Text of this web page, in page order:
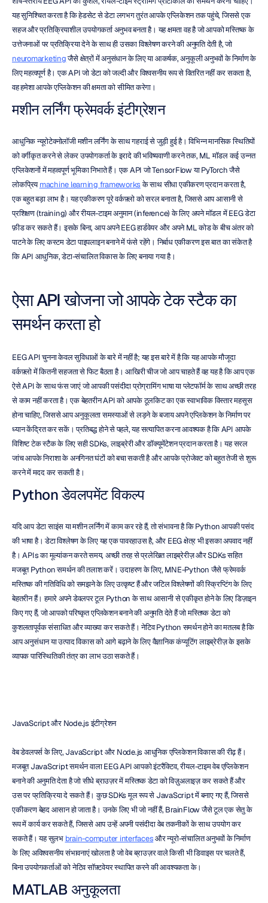
यह सुनिश्चित करता है कि हेडसेट से डेटा लगभग तुरंत आपके एप्लिकेशन तक पहुंचे, जिससे एक
सहज और प्रतिक्रियाशील उपयोगकर्ता अनुभव बनता है। यह क्षमता वह है जो आपको मस्तिष्क के
उत्तेजनाओं पर प्रतिक्रिया देने के साथ ही उसका विश्लेषण करने की अनुमति देती है, जो
neuromarketing जैसे क्षेत्रों में अनुसंधान के लिए या आकर्षक, अनुकूली अनुभवों के निर्माण के
लिए महत्वपूर्ण है। एक API जो डेटा को जल्दी और विश्वसनीय रूप से वितरित नहीं कर सकता है,
वह हमेशा आपके एप्लिकेशन की क्षमता को सीमित करेगा।
मशीन लर्निंग फ्रेमवर्क इंटीग्रेशन
आधुनिक न्यूरोटेक्नोलॉजी मशीन लर्निंग के साथ गहराई से जुड़ी हुई है। विभिन्न मानसिक स्थितियों
को वर्गीकृत करने से लेकर उपयोगकर्ता के इरादे की भविष्यवाणी करने तक, ML मॉडल कई उन्नत
एप्लिकेशनों में महत्वपूर्ण भूमिका निभाते हैं। एक API जो TensorFlow या PyTorch जैसे
लोकप्रिय machine learning frameworks के साथ सीधा एकीकरण प्रदान करता है,
एक बहुत बड़ा लाभ है। यह एकीकरण पूरे वर्कफ़्लो को सरल बनाता है, जिससे आप आसानी से
प्रशिक्षण (training) और रीयल-टाइम अनुमान (inference) के लिए अपने मॉडल में EEG डेटा
फ़ीड कर सकते हैं। इसके बिना, आप अपने EEG हार्डवेयर और अपने ML कोड के बीच अंतर को
पाटने के लिए कस्टम डेटा पाइपलाइन बनाने में फंसे रहेंगे। निर्बाध एकीकरण इस बात का संकेत है
कि API आधुनिक, डेटा-संचालित विकास के लिए बनाया गया है।
ऐसा API खोजना जो आपके टेक स्टैक का
समर्थन करता हो
EEG API चुनना केवल सुविधाओं के बारे में नहीं है; यह इस बारे में है कि यह आपके मौजूदा
वर्कफ़्लो में कितनी सहजता से फिट बैठता है। आखिरी चीज जो आप चाहते हैं वह यह है कि आप एक
ऐसे API के साथ फंस जाएं जो आपकी पसंदीदा प्रोग्रामिंग भाषा या प्लेटफॉर्म के साथ अच्छी तरह
से काम नहीं करता है। एक बेहतरीन API को आपके टूलकिट का एक स्वाभाविक विस्तार महसूस
होना चाहिए, जिससे आप अनुकूलता समस्याओं से लड़ने के बजाय अपने एप्लिकेशन के निर्माण पर
ध्यान केंद्रित कर सकें। प्रतिबद्ध होने से पहले, यह सत्यापित करना आवश्यक है कि API आपके
विशिष्ट टेक स्टैक के लिए सही SDKs, लाइब्रेरी और डॉक्यूमेंटेशन प्रदान करता है। यह सरल
जांच आपके निराशा के अनगिनत घंटों को बचा सकती है और आपके प्रोजेक्ट को बहुत तेजी से शुरू
करने में मदद कर सकती है।
Python डेवलपमेंट विकल्प
यदि आप डेटा साइंस या मशीन लर्निंग में काम कर रहे हैं, तो संभावना है कि Python आपकी पसंद
की भाषा है। डेटा विश्लेषण के लिए यह एक पावरहाउस है, और EEG क्षेत्र भी इसका अपवाद नहीं
है। APIs का मूल्यांकन करते समय, अच्छी तरह से प्रलेखित लाइब्रेरीज़ और SDKs सहित
मजबूत Python समर्थन की तलाश करें। उदाहरण के लिए, MNE-Python जैसे फ्रेमवर्क
मस्तिष्क की गतिविधि को समझने के लिए उत्कृष्ट हैं और जटिल विश्लेषणों की स्क्रिप्टिंग के लिए
बेहतरीन हैं। हमारे अपने डेवलपर टूल Python के साथ आसानी से एकीकृत होने के लिए डिज़ाइन
किए गए हैं, जो आपको परिष्कृत एप्लिकेशन बनाने की अनुमति देते हैं जो मस्तिष्क डेटा को
कुशलतापूर्वक संसाधित और व्याख्या कर सकते हैं। नेटिव Python समर्थन होने का मतलब है कि
आप अनुसंधान या उत्पाद विकास को आगे बढ़ाने के लिए वैज्ञानिक कंप्यूटिंग लाइब्रेरीज़ के इसके
व्यापक पारिस्थितिकी तंत्र का लाभ उठा सकते हैं।
JavaScript और Node.js इंटीग्रेशन
वेब डेवलपर्स के लिए, JavaScript और Node.js आधुनिक एप्लिकेशन विकास की रीढ़ हैं।
मजबूत JavaScript समर्थन वाला EEG API आपको इंटरैक्टिव, रीयल-टाइम वेब एप्लिकेशन
बनाने की अनुमति देता है जो सीधे ब्राउज़र में मस्तिष्क डेटा को विज़ुअलाइज़ कर सकते हैं और
उस पर प्रतिक्रिया दे सकते हैं। कुछ SDKs मूल रूप से JavaScript में बनाए गए हैं, जिससे
एकीकरण बेहद आसान हो जाता है। उनके लिए भी जो नहीं हैं, BrainFlow जैसे टूल एक सेतु के
रूप में कार्य कर सकते हैं, जिससे आप उन्हें अपनी पसंदीदा वेब तकनीकों के साथ उपयोग कर
सकते हैं। यह सुलभ brain-computer interfaces और न्यूरो-संचालित अनुभवों के निर्माण
के लिए अविश्वसनीय संभावनाएं खोलता है जो वेब ब्राउज़र वाले किसी भी डिवाइस पर चलते हैं,
बिना उपयोगकर्ताओं को नेटिव सॉफ़्टवेयर स्थापित करने की आवश्यकता के।
MATLAB अनुकूलता